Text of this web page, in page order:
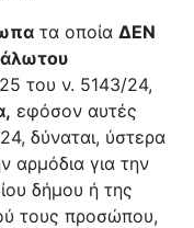
τα οποία ΔΕΝ
του ν. 5143/24,
εφόσον αυτές
δύναται, ύστερα
αρμόδια για την
δήμου ή της
τους προσώπου,